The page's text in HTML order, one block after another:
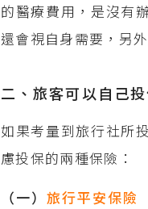
的醫療費用，是沒有
還會視自身需要，另
二、旅客可以自己
如果考量到旅行社所
慮投保的兩種保險：
（一）旅行平安保險